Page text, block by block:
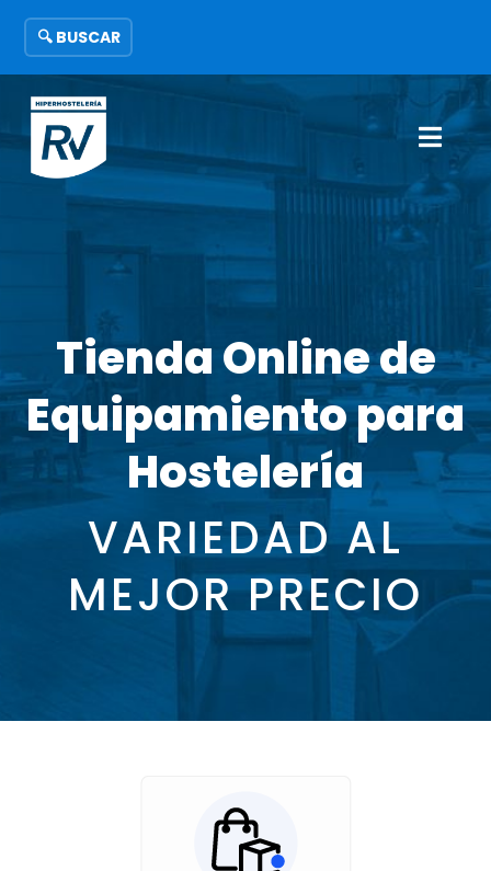
🔍 BUSCAR
Tienda Online de
Equipamiento para
Hostelería
VARIEDAD AL
MEJOR PRECIO